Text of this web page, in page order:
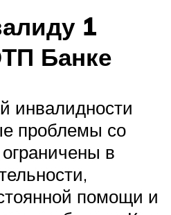
1
Банке
инвалидности
проблемы со
в
помощи и